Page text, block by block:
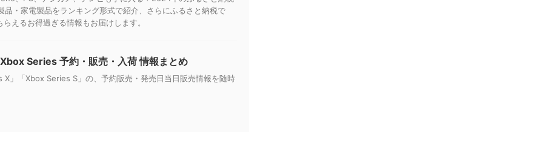
品・家電製品をランキング形式で紹介、さらにふるさと納税で
えるお得過ぎる情報もお届けします。
Series 予約・販売・入荷 情報まとめ
」「Xbox Series S」の、予約販売・発売日当日販売情報を随時